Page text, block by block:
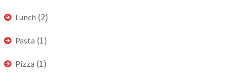
Lunch (2)
Pasta (1)
Pizza (1)